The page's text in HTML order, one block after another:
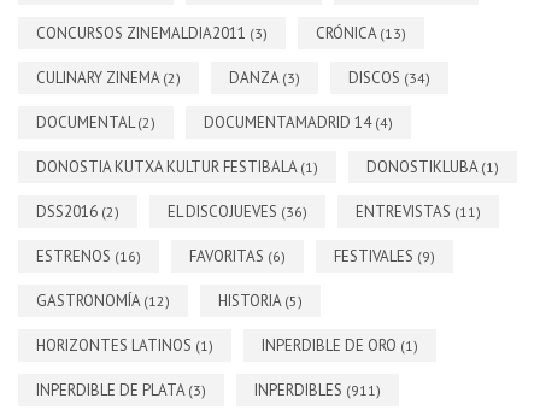
CONCURSOS ZINEMALDIA2011 (3) CRÓNICA (13)
CULINARY ZINEMA (2) DANZA (3) DISCOS (34)
DOCUMENTAL(2) DOCUMENTAMADRID 14 (4)
DONOSTIA KUTXA KULTUR FESTIBALA (1) DONOSTIKLUBA (1)
DSS2016 (2) EL DISCOJUEVES (36) ENTREVISTAS (11)
ESTRENOS (16) FAVORITAS (6) FESTIVALES (9)
GASTRONOMÍA (12) HISTORIA (5)
HORIZONTES LATINOS (1) INPERDIBLE DE ORO (1)
INPERDIBLE DE PLATA (3) INPERDIBLES (911)